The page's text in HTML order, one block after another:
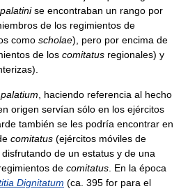
palatinise encontraban un rango por
de los regimientos de
como scholae), pero por encima de
de los comitatus regionales) y
palatium , haciendo referencia al hecho
origen servían sólo en los ejércitos
también se les podría encontrar en
comitatus (ejércitos móviles de
de un estatus y de una
de comitatus . En la época
Dignitatum (ca. 395 for para el